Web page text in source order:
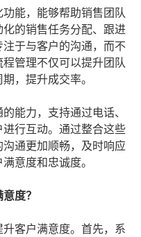
能，能够帮助销售团队
的销售任务分配、跟进
于与客户的沟通，而不
管理不仅可以提升团队
，提升成交率。
能力，支持通过电话、
行互动。通过整合这些
通更加顺畅，及时响应
意度和忠诚度。
度？
客户满意度。首先，系